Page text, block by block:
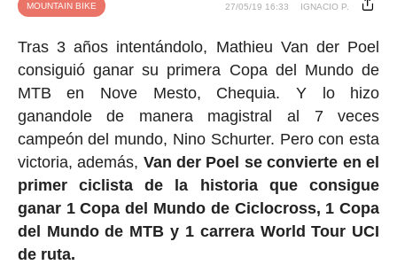
MOUNTAIN BIKE 27/05/19 16:33 IGNACIO P.
Tras 3 años intentándolo, Mathieu Van der Poel
consiguió ganar su primera Copa del Mundo de
MTB en Nove Mesto, Chequia. Y lo hizo
ganandole de manera magistral al 7 veces
campeón del mundo, Nino Schurter. Pero con esta
victoria, además, Van der Poel se convierte en el
primer ciclista de la historia que consigue
ganar 1 Copa del Mundo de Ciclocross, 1 Copa
del Mundo de MTB y 1 carrera World Tour UCI
de ruta.